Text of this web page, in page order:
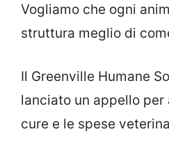
Vogliamo che ogni
struttura meglio di
Il Greenville Humane
lanciato un appello per
cure e le spese